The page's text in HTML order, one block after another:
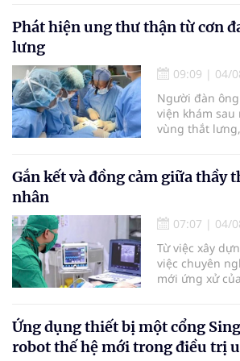
là những nội
báo cáo tại Hội
tiêu hóa - gan
ngày 1/8 tại
quốc tế Hồng
Phát hiện ung thư thận từ cơn
lưng
09:09 | 04/
Người đàn
viện khám
vùng thắt
biểu mô tế
ở giai đoạn
bằng phẫu
cắt bỏ toàn
đây.
Gắn kết và đồng cảm giữa thầy
nhân
07:07 | 04/
Từ việc xây
việc chuyên
mới ứng xử
đồng cảm, gắn
thuốc với
Ứng dụng thiết bị một cổng
robot thế hệ mới trong điều trị